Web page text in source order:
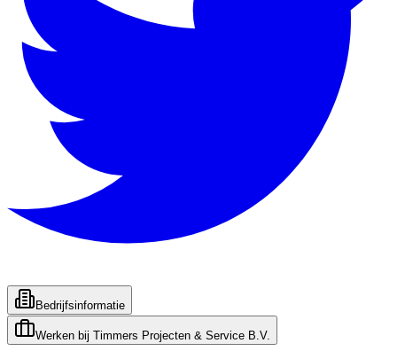
Bedrijfsinformatie
Werken bij Timmers Projecten & Service B.V.